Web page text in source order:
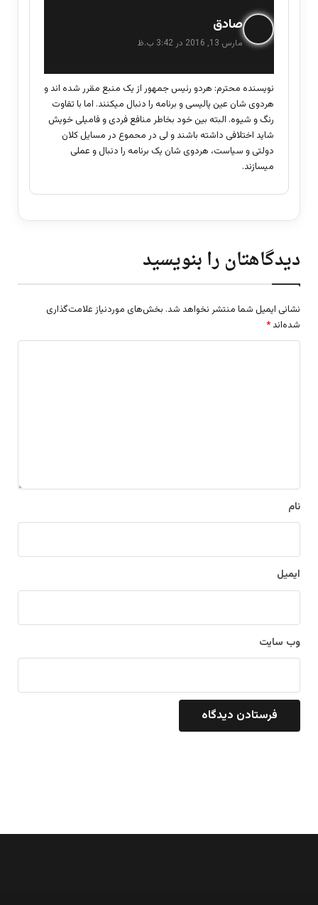
صادق
ف
مارس 13, 2016 در 3:42 ب.ظ
نویسنده محترم: هردو رئیس جمهور از یک منبع مقرر شده اند و
هردوی شان عین پالیسی و برنامه را دنبال میکنند. اما با تفاوت
رنگ و شیوه. البته بین خود بخاطر منافع فردی و فامیلی خویش
شاید اختلافی داشته باشند و لی در محموع در مسایل کلان
دولتی و سیاست، هردوی شان یک برنامه را دنبال و عملی
میسازند.
دیدگاهتان را بنویسید
نشانی ایمیل شما منتشر نخواهد شد. بخش‌های موردنیاز علامت‌گذاری
شده‌اند *
نام
ایمیل
وب‌ سایت